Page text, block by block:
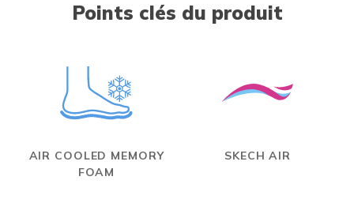
Points clés du produit
AIR COOLED MEMORY
FOAM
SKECH AIR